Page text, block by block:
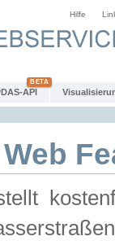
Hilfe
API